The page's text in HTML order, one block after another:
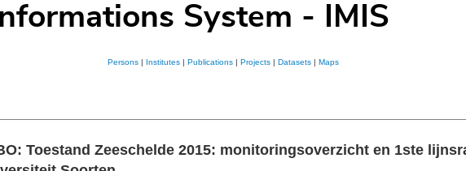
System - IMIS
Persons Institutes Publications Projects Datasets Maps
Toestand Zeeschelde 2015: monitoringsoverzicht en 1ste